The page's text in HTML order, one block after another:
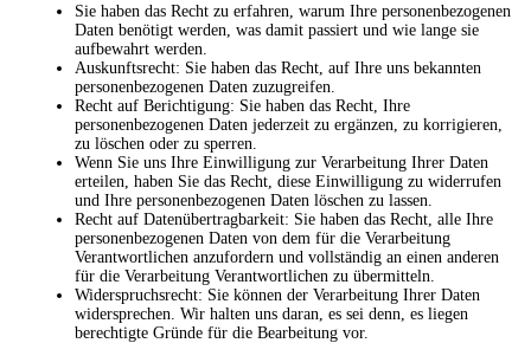
Sie haben das Recht zu erfahren, warum Ihre personenbezogenen
Daten benötigt werden, was damit passiert und wie lange sie
aufbewahrt werden.
Auskunftsrecht: Sie haben das Recht, auf Ihre uns bekannten
personenbezogenen Daten zuzugreifen.
Recht auf Berichtigung: Sie haben das Recht, Ihre
personenbezogenen Daten jederzeit zu ergänzen, zu korrigieren,
zu löschen oder zu sperren.
Wenn Sie uns Ihre Einwilligung zur Verarbeitung Ihrer Daten
erteilen, haben Sie das Recht, diese Einwilligung zu widerrufen
und Ihre personenbezogenen Daten löschen zu lassen.
Recht auf Datenübertragbarkeit: Sie haben das Recht, alle Ihre
personenbezogenen Daten von dem für die Verarbeitung
Verantwortlichen anzufordern und vollständig an einen anderen
für die Verarbeitung Verantwortlichen zu übermitteln.
Widerspruchsrecht: Sie können der Verarbeitung Ihrer Daten
widersprechen. Wir halten uns daran, es sei denn, es liegen
berechtigte Gründe für die Bearbeitung vor.